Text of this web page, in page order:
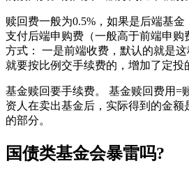
赎回费一般为0.5%，如果是后端基
支付后端申购费（一般高于前端申购
方式： 一是前端收费，默认的就是
就要按比例交手续费的，增加了定投
基金赎回要手续费。 基金赎回费用=
资人在卖出基金后，实际得到的金额
的部分。
国债类基金会暴雷吗?